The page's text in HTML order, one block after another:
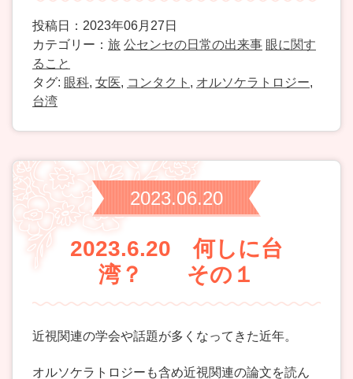
投稿日：2023年06月27日
カテゴリー： 旅 公センセの日常の出来事 眼に関す
ること
タグ: 眼科, 女医, コンタクト , オルソケラトロジー,
台湾
2023.06.20
2023.6.20 何しに台
湾？ その１
近視関連の学会や話題が多くなってきた近年。
オルソケラトロジーも含め近視関連の論文を読ん